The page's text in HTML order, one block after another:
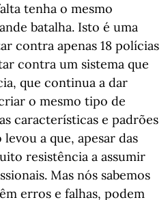
tenha o mesmo
batalha. Isto é uma
contra apenas 18 polícias
contra um sistema que
que continua a dar
o mesmo tipo de
características e padrões
a que, apesar das
resistência a assumir
Mas nós sabemos
erros e falhas, podem